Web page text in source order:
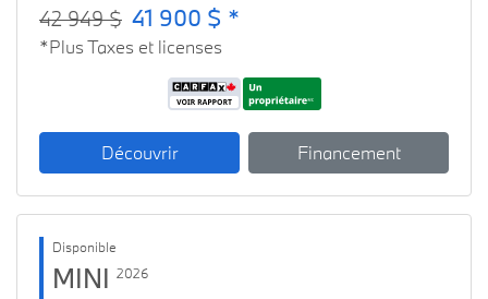
42 949 $ 41 900 $ *
*Plus Taxes et licenses
Découvrir Financement
Disponible
MINI 2026